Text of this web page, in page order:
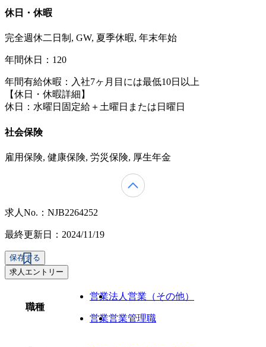
休日・休暇
完全週休二日制, GW, 夏季休暇, 年末年始
年間休日：120
年間有給休暇：入社7ヶ月目には最低10日以上
【休日・休暇詳細】
休日：水曜日固定給＋土曜日または日曜日
社会保険
雇用保険, 健康保険, 労災保険, 厚生年金
求人No.：NJB2264252
最終更新日：2024/11/19
保存する
求人エントリー
職種
営業法人営業（その他）
営業営業管理職